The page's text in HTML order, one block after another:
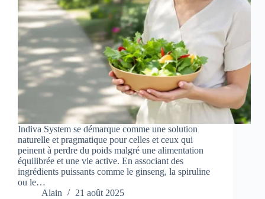
Indiva System se démarque comme une solution
naturelle et pragmatique pour celles et ceux qui
peinent à perdre du poids malgré une alimentation
équilibrée et une vie active. En associant des
ingrédients puissants comme le ginseng, la spiruline
ou le…
Alain
21 août 2025